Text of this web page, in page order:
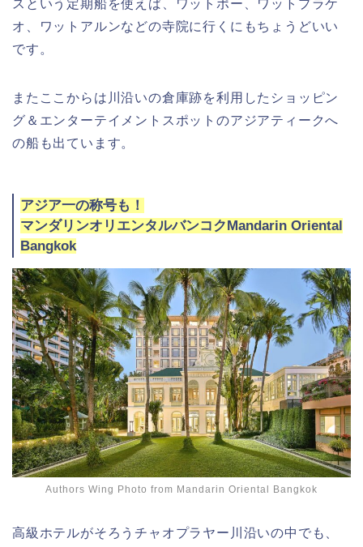
スという定期船を使えば、ワットポー、ワットプラケ
オ、ワットアルンなどの寺院に行くにもちょうどいい
です。
またここからは川沿いの倉庫跡を利用したショッピン
グ＆エンターテイメントスポットのアジアティークへ
の船も出ています。
アジア一の称号も！
マンダリンオリエンタルバンコクMandarin Oriental
Bangkok
Authors Wing Photo from Mandarin Oriental Bangkok
高級ホテルがそろうチャオプラヤー川沿いの中でも、